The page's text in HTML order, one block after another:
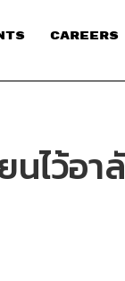
CAREERS
นไว้อา